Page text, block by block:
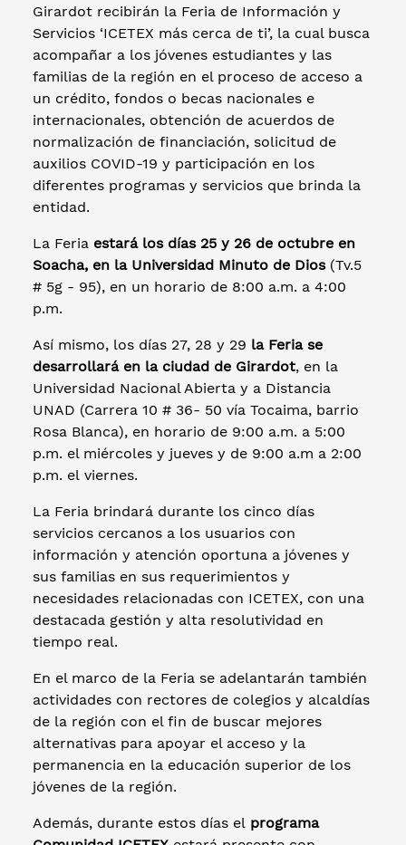
Girardot recibirán la Feria de Información y
Servicios ‘ICETEX más cerca de ti’, la cual busca
acompañar a los jóvenes estudiantes y las
familias de la región en el proceso de acceso a
un crédito, fondos o becas nacionales e
internacionales, obtención de acuerdos de
normalización de financiación, solicitud de
auxilios COVID-19 y participación en los
diferentes programas y servicios que brinda la
entidad.
La Feria estará los días 25 y 26 de octubre en
Soacha, en la Universidad Minuto de Dios (Tv.5
# 5g - 95), en un horario de 8:00 a.m. a 4:00
p.m.
Así mismo, los días 27, 28 y 29 la Feria se
desarrollará en la ciudad de Girardot, en la
Universidad Nacional Abierta y a Distancia
UNAD (Carrera 10 # 36- 50 vía Tocaima, barrio
Rosa Blanca), en horario de 9:00 a.m. a 5:00
p.m. el miércoles y jueves y de 9:00 a.m a 2:00
p.m. el viernes.
La Feria brindará durante los cinco días
servicios cercanos a los usuarios con
información y atención oportuna a jóvenes y
sus familias en sus requerimientos y
necesidades relacionadas con ICETEX, con una
destacada gestión y alta resolutividad en
tiempo real.
En el marco de la Feria se adelantarán también
actividades con rectores de colegios y alcaldías
de la región con el fin de buscar mejores
alternativas para apoyar el acceso y la
permanencia en la educación superior de los
jóvenes de la región.
Además, durante estos días el programa